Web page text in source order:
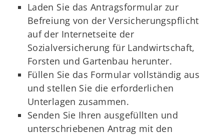
Laden Sie das Antragsformular zur
Befreiung von der Versicherungspflicht
auf der Internetseite der
Sozialversicherung für Landwirtschaft,
Forsten und Gartenbau herunter.
Füllen Sie das Formular vollständig aus
und stellen Sie die erforderlichen
Unterlagen zusammen.
Senden Sie Ihren ausgefüllten und
unterschriebenen Antrag mit den